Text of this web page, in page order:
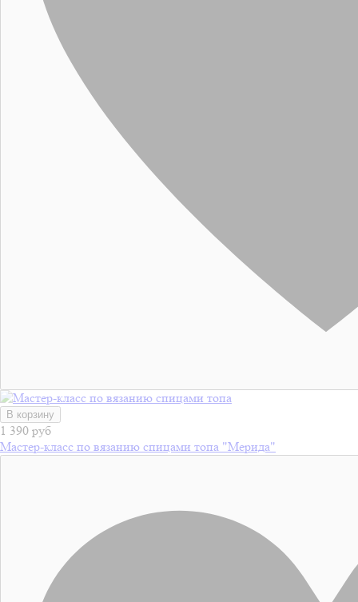
В корзину
1 390 руб
Мастер-класс по вязанию спицами топа "Мерида"